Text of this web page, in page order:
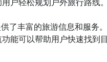
户轻松规划户外旅行路线。
了丰富的旅游信息和服务
能可以帮助用户快速找到